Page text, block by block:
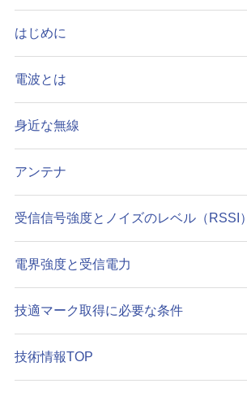
はじめに
電波とは
身近な無線
アンテナ
受信信号強度とノイズのレベル（RSSI）
電界強度と受信電力
技適マーク取得に必要な条件
技術情報TOP